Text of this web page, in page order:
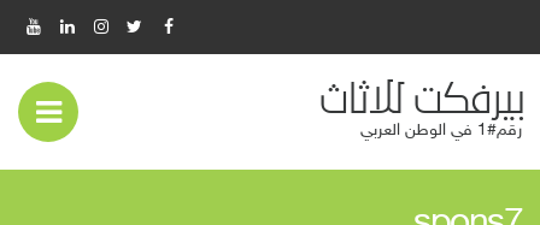
بيرفكت للاثاث
رقم#1 في الوطن العربي